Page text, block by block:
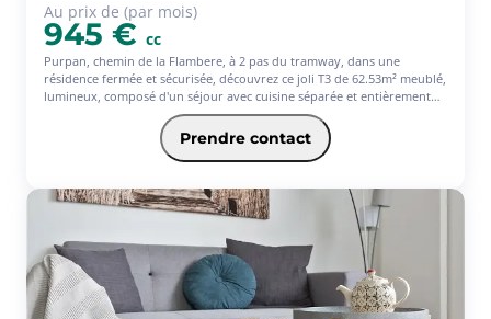
Au prix de (par mois)
945 € cc
Purpan, chemin de la Flambere, à 2 pas du tramway, dans une
résidence fermée et sécurisée, découvrez ce joli T3 de 62.53m² meublé,
lumineux, composé d'un séjour avec cuisine séparée et entièrement
équipée, 2 chambres de 10.50 m² chacune. une salle d'eau avec grande
douche à l'italienne. Il bénéficie d'une place de parking.
Prendre contact